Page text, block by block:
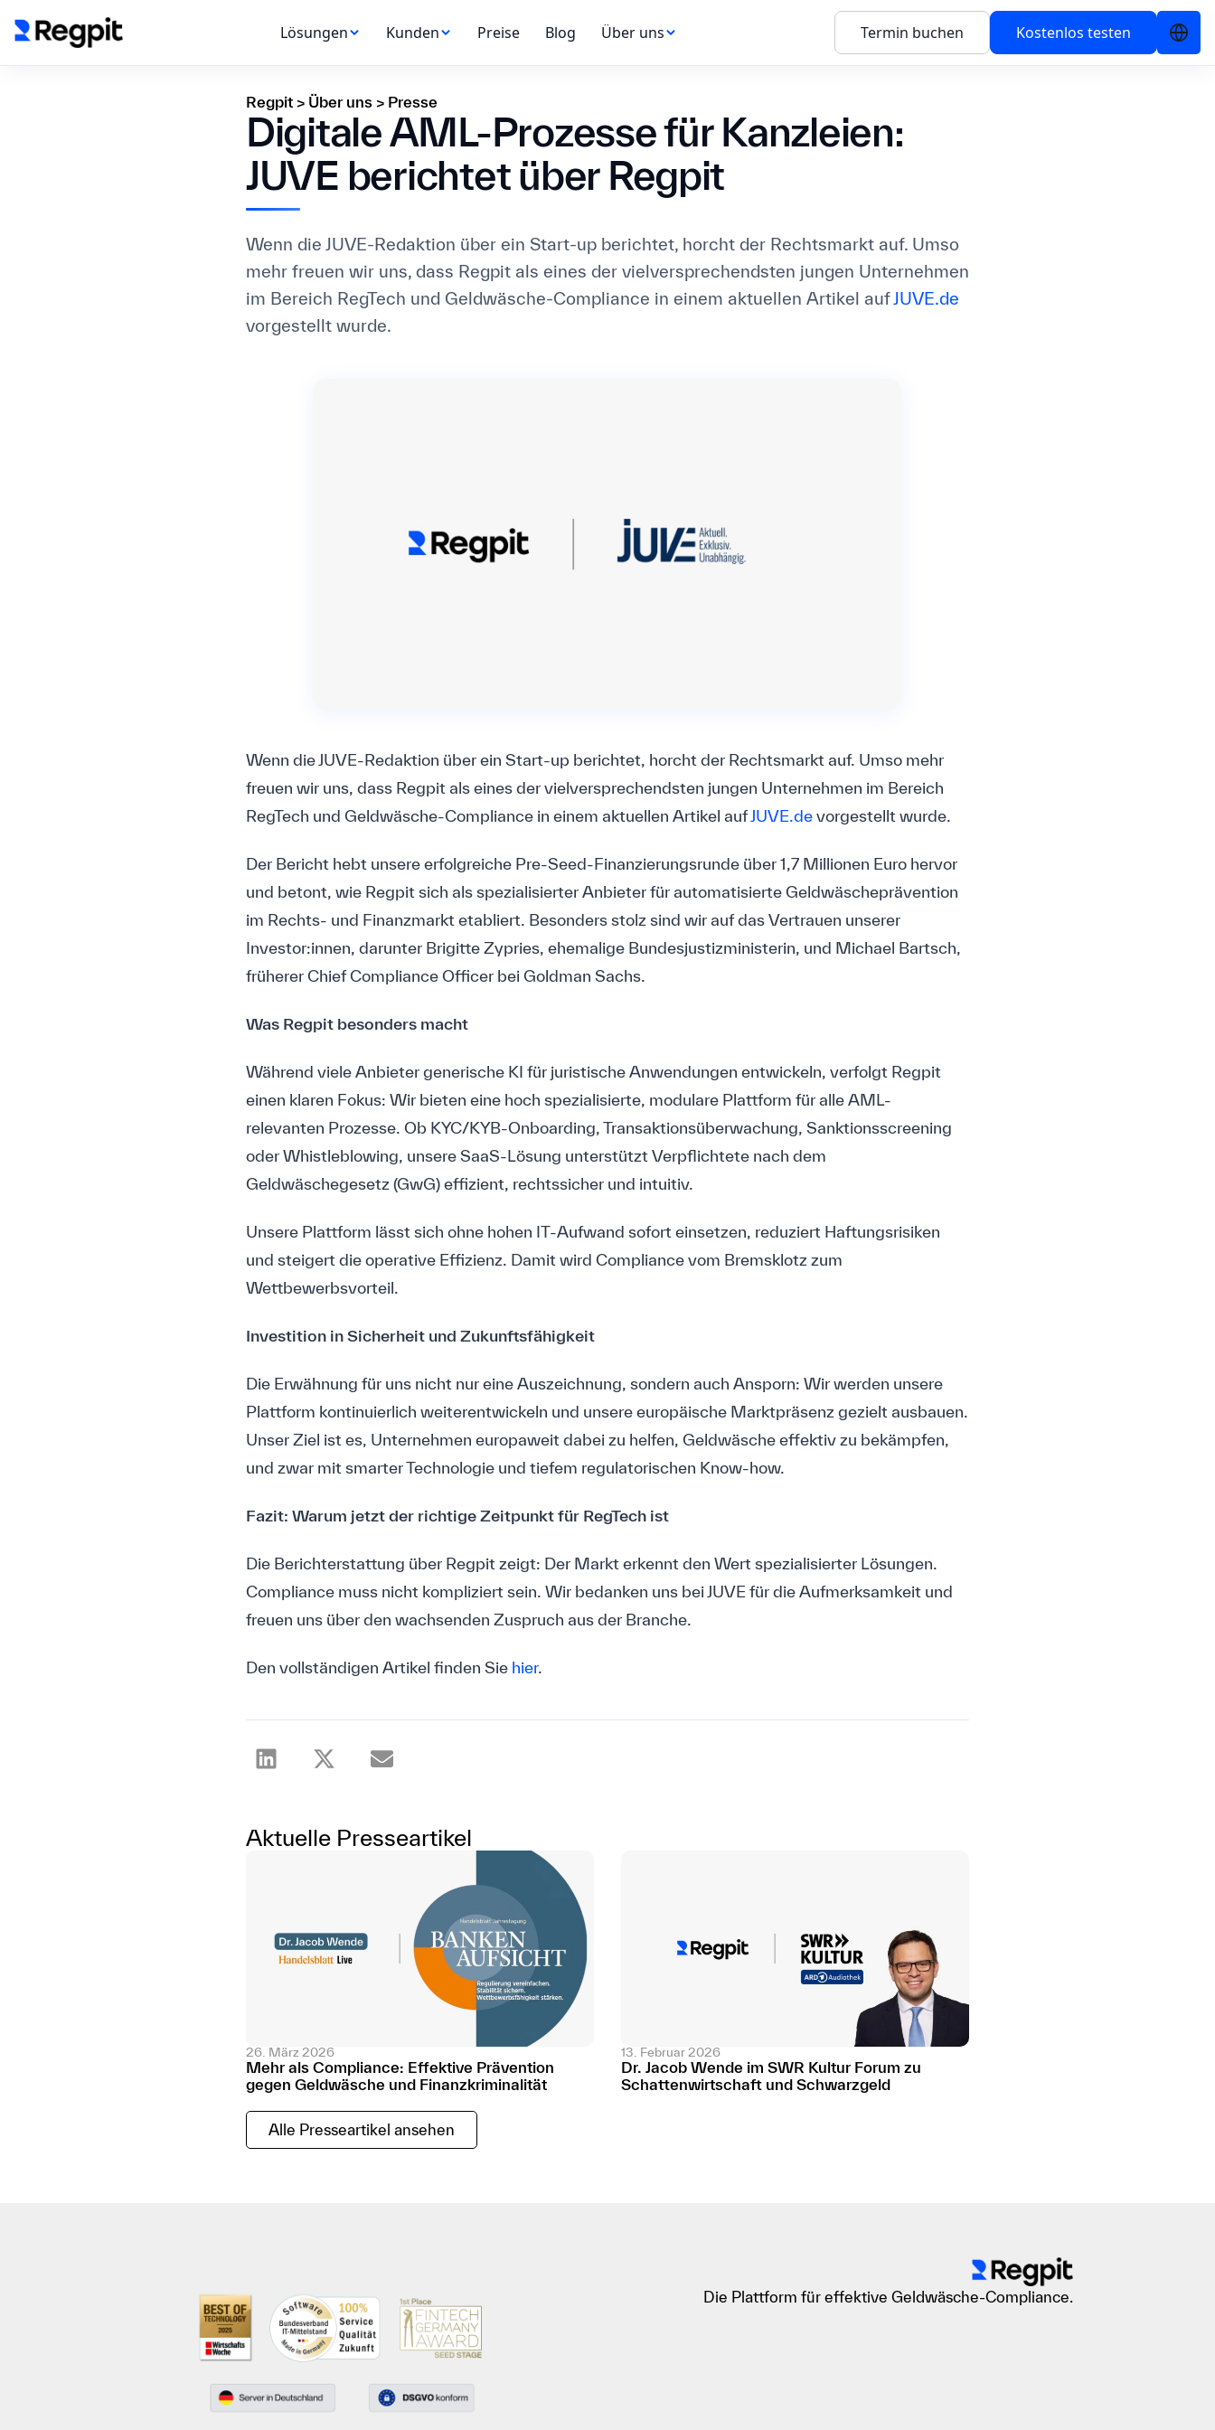
Lösungen Kunden Preise Blog Über uns Termin buchen Kostenlos testen
Regpit > Über uns > Presse
Digitale AML-Prozesse für Kanzleien:
JUVE berichtet über Regpit
Wenn die JUVE-Redaktion über ein Start-up berichtet, horcht der Rechtsmarkt auf. Umso
mehr freuen wir uns, dass Regpit als eines der vielversprechendsten jungen Unternehmen
im Bereich RegTech und Geldwäsche-Compliance in einem aktuellen Artikel aufJUVE.de
vorgestellt wurde.
Wenn die JUVE-Redaktion über ein Start-up berichtet, horcht der Rechtsmarkt auf. Umso mehr
freuen wir uns, dass Regpit als eines der vielversprechendsten jungen Unternehmen im Bereich
RegTech und Geldwäsche-Compliance in einem aktuellen Artikel aufJUVE.devorgestellt wurde.
Der Bericht hebt unsere erfolgreiche Pre-Seed-Finanzierungsrunde über 1,7 Millionen Euro hervor
und betont, wie Regpit sich als spezialisierter Anbieter für automatisierte Geldwäscheprävention
im Rechts- und Finanzmarkt etabliert. Besonders stolz sind wir auf das Vertrauen unserer
Investor:innen, darunter Brigitte Zypries, ehemalige Bundesjustizministerin, und Michael Bartsch,
früherer Chief Compliance Officer bei Goldman Sachs.
Was Regpit besonders macht
Während viele Anbieter generische KI für juristische Anwendungen entwickeln, verfolgt Regpit
einen klaren Fokus: Wir bieten eine hoch spezialisierte, modulare Plattform für alle AML-
relevanten Prozesse. Ob KYC/KYB-Onboarding, Transaktionsüberwachung, Sanktionsscreening
oder Whistleblowing, unsere SaaS-Lösung unterstützt Verpflichtete nach dem
Geldwäschegesetz (GwG) effizient, rechtssicher und intuitiv.
Unsere Plattform lässt sich ohne hohen IT-Aufwand sofort einsetzen, reduziert Haftungsrisiken
und steigert die operative Effizienz. Damit wird Compliance vom Bremsklotz zum
Wettbewerbsvorteil.
Investition in Sicherheit und Zukunftsfähigkeit
Die Erwähnung für uns nicht nur eine Auszeichnung, sondern auch Ansporn: Wir werden unsere
Plattform kontinuierlich weiterentwickeln und unsere europäische Marktpräsenz gezielt ausbauen.
Unser Ziel ist es, Unternehmen europaweit dabei zu helfen, Geldwäsche effektiv zu bekämpfen,
und zwar mit smarter Technologie und tiefem regulatorischen Know-how.
Fazit: Warum jetzt der richtige Zeitpunkt für RegTech ist
Die Berichterstattung über Regpit zeigt: Der Markt erkennt den Wert spezialisierter Lösungen.
Compliance muss nicht kompliziert sein. Wir bedanken uns bei JUVE für die Aufmerksamkeit und
freuen uns über den wachsenden Zuspruch aus der Branche.
Den vollständigen Artikel finden Sie hier.
Aktuelle Presseartikel
26. März 2026
Mehr als Compliance: Effektive Prävention
gegen Geldwäsche und Finanzkriminalität
13. Februar 2026
Dr. Jacob Wende im SWR Kultur Forum zu
Schattenwirtschaft und Schwarzgeld
Alle Presseartikel ansehen
Die Plattform für effektive Geldwäsche-Compliance.